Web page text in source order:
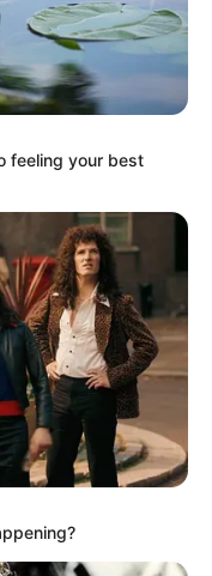
feeling your best